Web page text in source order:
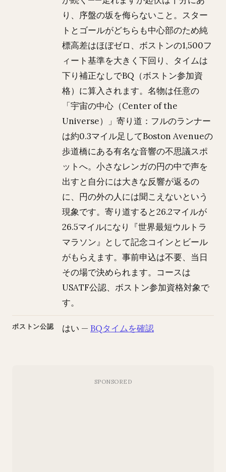
り、序盤の坂を侮らないこと。スター
トとゴールがどちらも中心部のため純
標高差はほぼゼロ、ボストンの1,500フ
ィート基準を大きく下回り、タイムは
下り補正なしでBQ（ボストン参加資
格）に算入されます。名物は任意の
「宇宙の中心（Center of the
Universe）」寄り道：フルのランナー
は約0.3マイル足してBoston Avenueの
歩道橋にある有名な音響の不思議スポ
ットへ。小さなレンガの円の中で声を
出すと自分には大きな反響が返るの
に、円の外の人には聞こえないという
現象です。寄り道すると26.2マイルが
26.5マイルになり『世界最短ウルトラ
マラソン』として記念コインとビール
がもらえます。事前申込は不要、当日
その場で決められます。コースは
USATF公認、ボストン参加資格対象で
す。
ボストン公認 はい — BQタイムを確認